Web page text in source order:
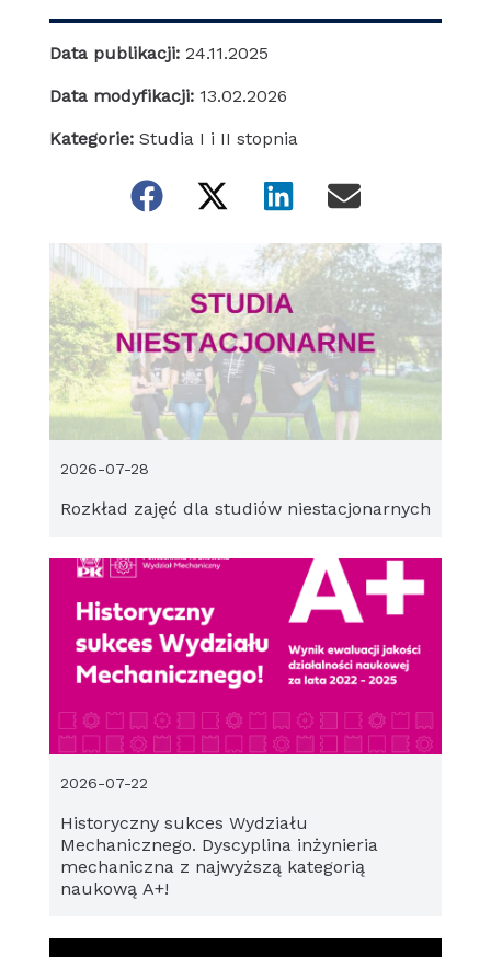
Data publikacji: 24.11.2025
Data modyfikacji: 13.02.2026
Kategorie: Studia I i II stopnia
Rozkład zajęć dla studiów niestacjonarnych
2026-07-28
Historyczny sukces Wydziału
Mechanicznego. Dyscyplina inżynieria
mechaniczna z najwyższą kategorią
naukową A+!
2026-07-22